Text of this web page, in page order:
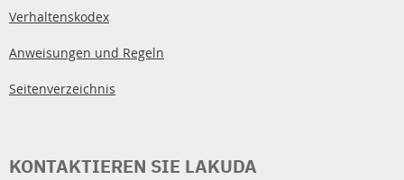
Verhaltenskodex
Anweisungen und Regeln
Seitenverzeichnis
KONTAKTIEREN SIE LAKUDA